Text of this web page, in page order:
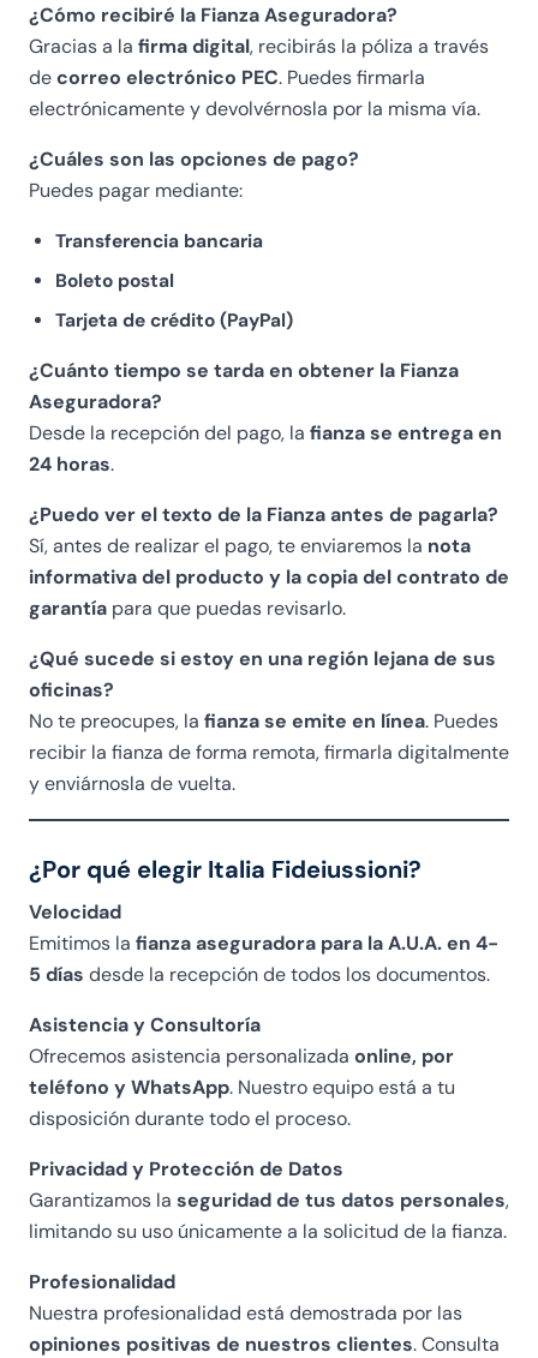
fa
re
.
C
n
si
io
v
m
nt
¿Cómo recibiré la Fianza Aseguradora?
Gracias a la firma digital, recibirás la póliza a través
decorreo electrónico PEC. Puedes firmarla
electrónicamente y devolvérnosla por la misma vía.
¿Cuáles son las opciones de pago?
Puedes pagar mediante:
Transferencia bancaria
Boleto postal
Tarjeta de crédito (PayPal)
¿Cuánto tiempo se tarda en obtener la Fianza
Aseguradora?
Desde la recepción del pago, la fianza se entrega en
24 horas.
¿Puedo ver el texto de la Fianza antes de pagarla?
Sí, antes de realizar el pago, te enviaremos la nota
informativa del producto y la copia del contrato de
garantía para que puedas revisarlo.
¿Qué sucede si estoy en una región lejana de sus
oficinas?
No te preocupes, la fianza se emite en línea. Puedes
recibir la fianza de forma remota, firmarla digitalmente
y enviárnosla de vuelta.
¿Por qué elegir Italia Fideiussioni?
Velocidad
Emitimos la fianza aseguradora para la A.U.A. en 4-
5 días desde la recepción de todos los documentos.
Asistencia y Consultoría
Ofrecemos asistencia personalizada online, por
teléfono y WhatsApp. Nuestro equipo está a tu
disposición durante todo el proceso.
Privacidad y Protección de Datos
Garantizamos la seguridad de tus datos personales,
limitando su uso únicamente a la solicitud de la fianza.
Profesionalidad
Nuestra profesionalidad está demostrada por las
opiniones positivas de nuestros clientes. Consulta